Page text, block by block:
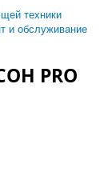
техники
и обслуживание
PRO